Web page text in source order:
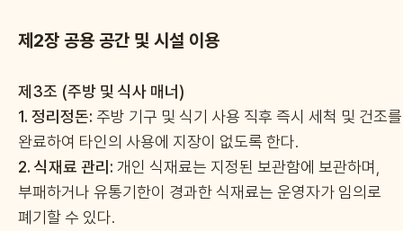
제2장 공용 공간 및 시설 이용
제3조 (주방 및 식사 매너)
1. 정리정돈: 주방 기구 및 식기 사용 직후 즉시 세척 및 건조를
완료하여 타인의 사용에 지장이 없도록 한다.
2. 식재료 관리: 개인 식재료는 지정된 보관함에 보관하며,
부패하거나 유통기한이 경과한 식재료는 운영자가 임의로
폐기할 수 있다.